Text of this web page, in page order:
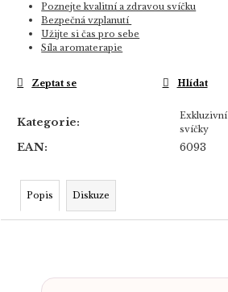
Poznejte kvalitní a zdravou svíčku
Bezpečná vzplanutí
Užijte si čas pro sebe
Síla aromaterapie
Kategorie:
svíčky
EAN: 6093
Zeptat se Hlídat
Popis Diskuze